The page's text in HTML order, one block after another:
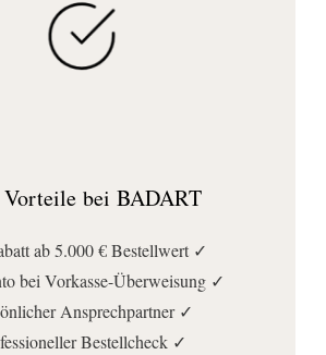
bei BADART
ab 5.000 € Bestellwert ✓
bei Vorkasse-Überweisung ✓
Ansprechpartner ✓
Bestellcheck ✓